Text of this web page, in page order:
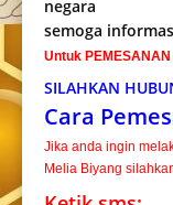
negara
semoga
Untuk PEMESANAN
SILAHKAN
Cara
Jika anda ingin
Melia Biyang